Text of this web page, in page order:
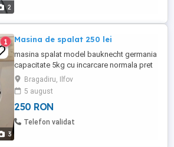
2
3
1 Masina de spalat 250 lei
masina spalat model bauknecht germania
capacitate 5kg cu incarcare normala pret
250 lei ridicare si proba din zona gorneni
jud giurgiu. nu se trimite la colet.
Bragadiru, Ilfov
5 august
250 RON
Telefon validat